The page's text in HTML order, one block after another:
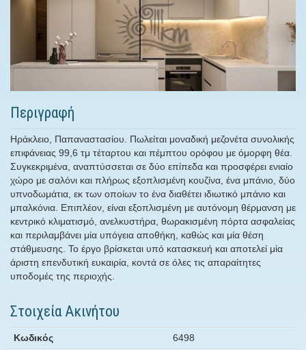
Περιγραφή
Ηράκλειο, Παπαναστασίου. Πωλείται μοναδική μεζονέτα συνολικής
επιφάνειας 99,6 τμ τέταρτου και πέμπτου ορόφου με όμορφη θέα.
Συγκεκριμένα, αναπτύσσεται σε δύο επίπεδα και προσφέρει ενιαίο
χώρο με σαλόνι και πλήρως εξοπλισμένη κουζίνα, ένα μπάνιο, δύο
υπνοδωμάτια, εκ των οποίων το ένα διαθέτει ιδιωτικό μπάνιο και
μπαλκόνια. Επιπλέον, είναι εξοπλισμένη με αυτόνομη θέρμανση με
κεντρικό κλιματισμό, ανελκυστήρα, θωρακισμένη πόρτα ασφαλείας
και περιλαμβάνει μία υπόγεια αποθήκη, καθώς και μία θέση
στάθμευσης. Το έργο βρίσκεται υπό κατασκευή και αποτελεί μία
άριστη επενδυτική ευκαιρία, κοντά σε όλες τις απαραίτητες
υποδομές της περιοχής.
Στοιχεία Ακινήτου
Κωδικός
6498